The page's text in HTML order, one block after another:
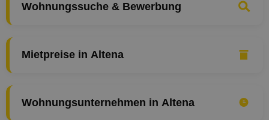
Wohnungssuche & Bewerbung
Mietpreise in Altena
Wohnungsunternehmen in Altena